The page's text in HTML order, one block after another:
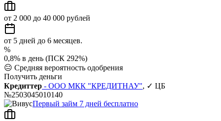
от 2 000 до 40 000 рублей
от 5 дней до 6 месяцев.
%
0,8% в день (ПСК 292%)
😐 Средняя вероятность одобрения
Получить деньги
Кредиттер - ООО МКК "КРЕДИТНАУ", ✓ ЦБ
№2503045010140
Первый займ 7 дней бесплатно